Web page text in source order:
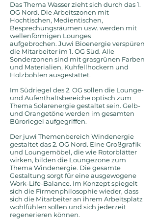
Das Thema Wasser zieht sich durch das 1.
OG Nord. Die Arbeitszonen mit
Hochtischen, Medientischen,
Besprechungsräumen usw. werden mit
wellenförmigen Lounges
aufgebrochen. Juwi Bioenergie verspüren
die Mitarbeiter im 1. OG Süd. Alle
Sonderzonen sind mit grasgrünen Farben
und Materialien, Kuhfellhockern und
Holzbohlen ausgestattet.
Im Südriegel des 2. OG sollen die Lounge-
und Aufenthaltsbereiche optisch zum
Thema Solarenergie gestaltet sein. Gelb-
und Orangetöne werden im gesamten
Büroriegel aufgegriffen.
Der juwi Themenbereich Windenergie
gestaltet das 2. OG Nord. Eine Großgrafik
und Loungemöbel, die wie Rotorblätter
wirken, bilden die Loungezone zum
Thema Windenergie. Die gesamte
Gestaltung sorgt für eine ausgewogene
Work-Life-Balance. Im Konzept spiegelt
sich die Firmenphilosophie wieder, dass
sich die Mitarbeiter an ihrem Arbeitsplatz
wohlfühlen sollen und sich jederzeit
regenerieren können.